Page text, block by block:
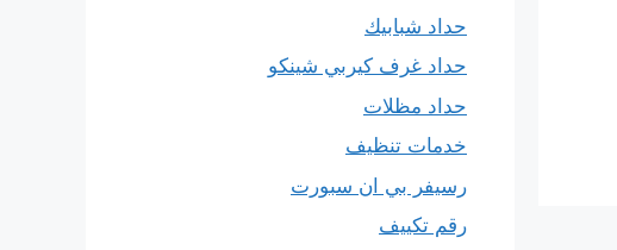
حداد شبابيك
حداد غرف كيربي شينكو
حداد مظلات
خدمات تنظيف
رسيفر بي ان سبورت
رقم تكييف